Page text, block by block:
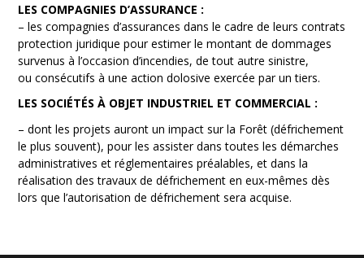
LES COMPAGNIES D’ASSURANCE :
– les compagnies d’assurances dans le cadre de leurs contrats
protection juridique pour estimer le montant de dommages
survenus à l’occasion d’incendies, de tout autre sinistre,
ou consécutifs à une action dolosive exercée par un tiers.
LES SOCIÉTÉS À OBJET INDUSTRIEL ET COMMERCIAL :
– dont les projets auront un impact sur la Forêt (défrichement
le plus souvent), pour les assister dans toutes les démarches
administratives et réglementaires préalables, et dans la
réalisation des travaux de défrichement en eux-mêmes dès
lors que l’autorisation de défrichement sera acquise.